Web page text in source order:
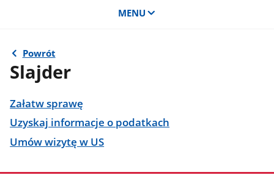
MENU
Powrót
Slajder
Załatw sprawę
Uzyskaj informacje o podatkach
Umów wizytę w US